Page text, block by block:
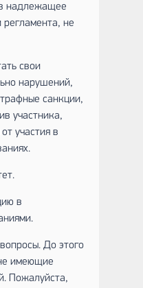
надлежащее
не
свои
нарушений,
санкции,
участника,
участия в
в
До этого
имеющие
Пожалуйста,